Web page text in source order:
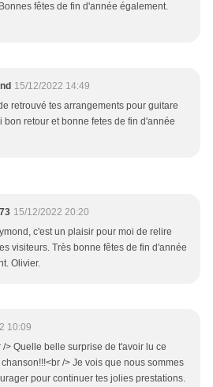
fêtes de fin d'année également.
15/12/2022 14:49
retrouvé tes arrangements pour guitare
bon retour et bonne fetes de fin d'année
15/12/2022 20:20
c'est un plaisir pour moi de relire
visiteurs. Très bonne fêtes de fin d'année
Olivier.
10:09
/> Quelle belle surprise de t'avoir lu ce
/> Je vois que nous sommes
pour continuer tes jolies prestations.